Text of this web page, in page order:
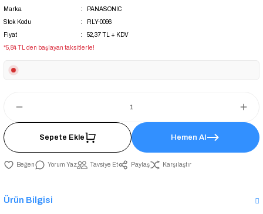
Marka
PANASONIC
Stok Kodu
RLY-0096
Fiyat
52,37 TL + KDV
*5,84 TL den başlayan taksitlerle!
Sepete Ekle Hemen Al
Yorum Yaz Tavsiye Et Paylaş Karşılaştır
Ürün Bilgisi